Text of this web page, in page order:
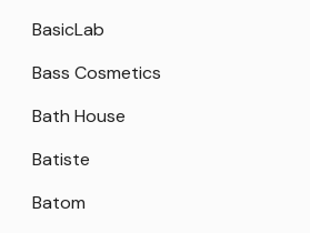
BasicLab
Bass Cosmetics
Bath House
Batiste
Batom